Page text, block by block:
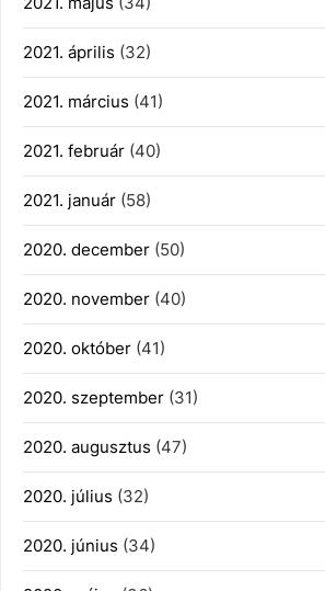
2021. április (32)
2021. március (41)
2021. február (40)
2021. január (58)
2020. december (50)
2020. november (40)
2020. október (41)
2020. szeptember (31)
2020. augusztus (47)
2020. július (32)
2020. június (34)